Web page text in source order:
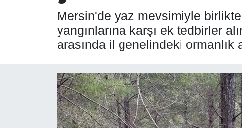
Mersin'de yaz mevsimiyle
yangınlarına karşı ek tedbirler
arasında il genelindeki ormanlık
BİLİM - TEKNOLOJİ